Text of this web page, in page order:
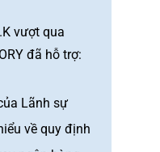
vượt qua
đã hỗ trợ:
Lãnh sự
về quy định